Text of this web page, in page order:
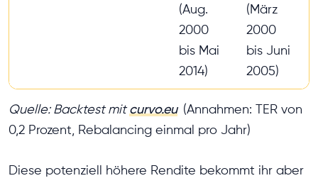
(Aug.
2000
bis Mai
2014)
(März
2000
bis Juni
2005)
Quelle: Backtest mitcurvo.eu (Annahmen: TER von
0,2 Prozent, Rebalancing einmal pro Jahr)
Diese potenziell höhere Rendite bekommt ihr aber